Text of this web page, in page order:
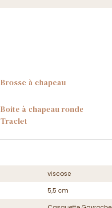
Brosse à chapeau
Boite à chapeau ronde
Traclet
viscose
5,5 cm